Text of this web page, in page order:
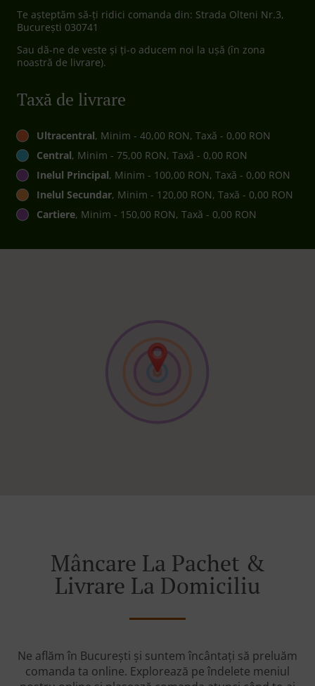
Te așteptăm să-ți ridici comanda din: Strada Olteni Nr.3,
București 030741
Sau dă-ne de veste și ți-o aducem noi la ușă (în zona
noastră de livrare).
Taxă de livrare
Ultracentral, Minim - 40,00 RON, Taxă - 0,00 RON
Central, Minim - 75,00 RON, Taxă - 0,00 RON
Inelul Principal, Minim - 100,00 RON, Taxă - 0,00 RON
Inelul Secundar, Minim - 120,00 RON, Taxă - 0,00 RON
Cartiere, Minim - 150,00 RON, Taxă - 0,00 RON
Mâncare La Pachet &
Livrare La Domiciliu
Ne aflăm în București și suntem încântați să preluăm
comanda ta online. Explorează pe îndelete meniul